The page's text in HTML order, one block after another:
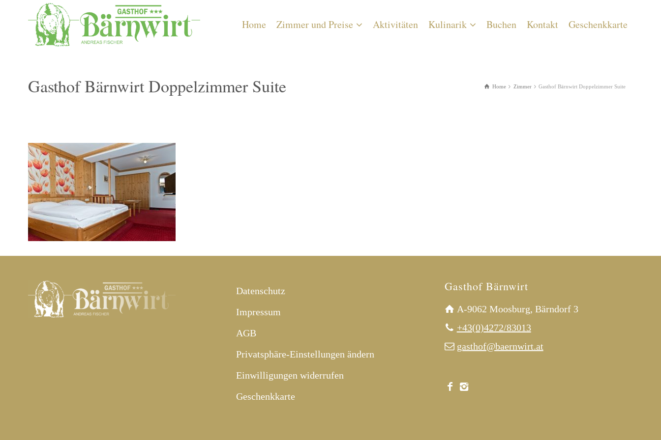
Home Zimmer und Preise Aktivitäten Kulinarik Buchen Kontakt Geschenkkarte
Home Zimmer Gasthof Bärnwirt Doppelzimmer Suite
Gasthof Bärnwirt Doppelzimmer Suite
Datenschutz
Impressum
AGB
Privatsphäre-Einstellungen ändern
Einwilligungen widerrufen
Geschenkkarte
Gasthof Bärnwirt
A-9062 Moosburg, Bärndorf 3
+43(0)4272/83013
gasthof@baernwirt.at